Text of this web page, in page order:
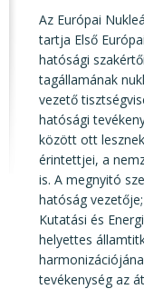
Az Európai
tartja Első
hatósági
tagállamának
vezető
hatósági
között ott
érintettjei, a
is. A megnyitó
hatóság
Kutatási és
helyettes
tevékenység az